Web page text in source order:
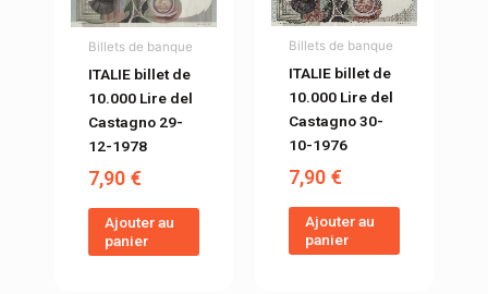
Billets de banque
ITALIE billet de
10.000 Lire del
Castagno 29-
12-1978
7,90€
Ajouter au
panier
Billets de banque
ITALIE billet de
10.000 Lire del
Castagno 30-
10-1976
7,90€
Ajouter au
panier